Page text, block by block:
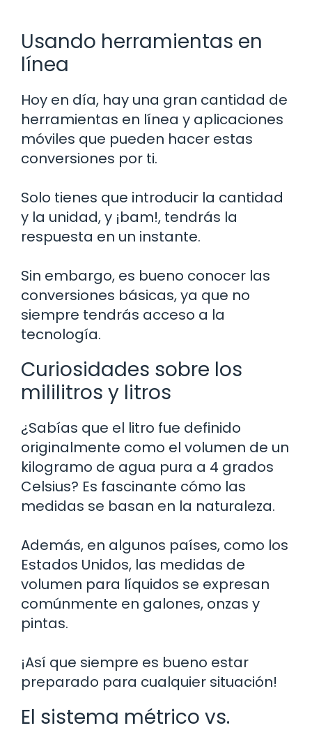
Usando herramientas en
línea
Hoy en día, hay una gran cantidad de
herramientas en línea y aplicaciones
móviles que pueden hacer estas
conversiones por ti.
Solo tienes que introducir la cantidad
y la unidad, y ¡bam!, tendrás la
respuesta en un instante.
Sin embargo, es bueno conocer las
conversiones básicas, ya que no
siempre tendrás acceso a la
tecnología.
Curiosidades sobre los
mililitros y litros
¿Sabías que el litro fue definido
originalmente como el volumen de un
kilogramo de agua pura a 4 grados
Celsius? Es fascinante cómo las
medidas se basan en la naturaleza.
Además, en algunos países, como los
Estados Unidos, las medidas de
volumen para líquidos se expresan
comúnmente en galones, onzas y
pintas.
¡Así que siempre es bueno estar
preparado para cualquier situación!
El sistema métrico vs.